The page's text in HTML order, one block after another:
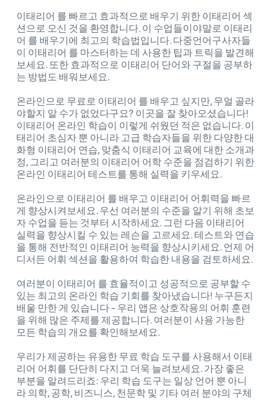
이태리어 를 빠르고 효과적으로 배우기 위한 이태리어 섹
션으로 오신 것을 환영합니다. 이 수업들이야말로 이태리
어 를 배우기에 최고의 학습법입니다. 다중언어구사자들
이 이태리어 를 마스터하는 데 사용한 팁과 트릭을 발견해
보세요. 또한 효과적으로 이태리어 단어와 구절을 공부하
는 방법도 배워보세요.
온라인으로 무료로 이태리어 를 배우고 싶지만, 무얼 골라
야할지 알 수가 없었다구요? 이곳을 잘 찾아오셨습니다!
이태리어 온라인 학습이 이렇게 쉬웠던 적은 없습니다. 이
태리어 초심자 뿐 아니라 고급 학습자들을 위한 다양한 대
화형 이태리어 연습, 맞춤식 이태리어 교육에 대한 소개과
정, 그리고 여러분의 이태리어 어학 수준을 점검하기 위한
온라인 이태리어 테스트를 통해 실력을 키우세요.
온라인으로 이태리어 를 배우고 이태리어 어휘력을 빠르
게 향상시켜보세요. 우선 여러분의 수준을 알기 위해 초보
자 수업을 듣는 것부터 시작하세요. 그런 다음 이태리어
실력을 향상시킬 수 있는 레슨을 고르세요. 테스트와 연습
을 통해 전반적인 이태리어 능력을 향상시키세요. 언제 어
디서든 어휘 섹션을 활용하여 학습한 내용을 검토하세요.
여러분이 이태리어 를 효율적이고 성공적으로 공부할 수
있는 최고의 온라인 학습 기회를 찾아냈습니다! 누구든지
배울 만한 게 있습니다 - 우리 앱은 상호작용의 어휘 훈련
을 위해 많은 주제를 제공합니다. 여러분이 사용 가능한
모든 학습의 개요를 확인해보세요.
우리가 제공하는 유용한 무료 학습 도구를 사용해서 이태
리어 어휘를 단단히 다지고 더욱 늘려보세요. 가장 좋은
부분을 알려드리죠: 우리 학습 도구는 일상 언어 뿐 아니
라 의학, 공학, 비즈니스, 천문학 및 기타 여러 분야의 구체